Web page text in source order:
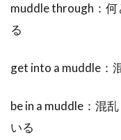
muddle through：
る
get into a muddle：
be in a muddle：混
いる